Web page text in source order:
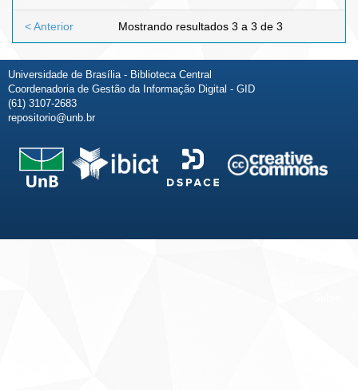
Mostrando resultados 3 a 3 de 3
< Anterior
Universidade de Brasília - Biblioteca Central
Coordenadoria de Gestão da Informação Digital - GID
(61) 3107-2683
repositorio@unb.br